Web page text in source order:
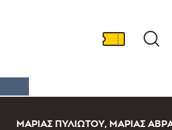
ΜΑΡΊΑΣ ΠΥΛΙΏΤΟΥ, ΜΑΡΊΑΣ